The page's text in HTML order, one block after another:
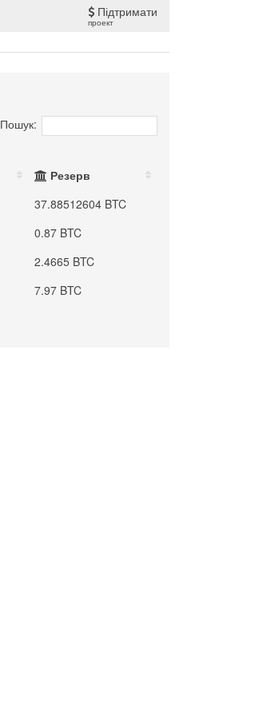
Підтримати
проект
Пошук:
Резерв
37.88512604 BTC
0.87 BTC
2.4665 BTC
7.97 BTC